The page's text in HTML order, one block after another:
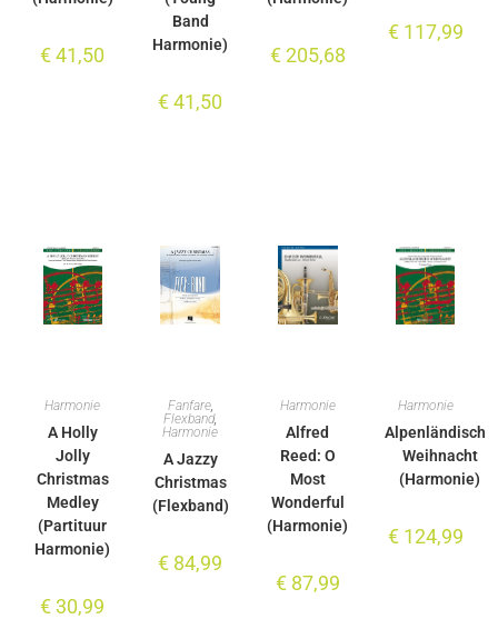
€41,50
Band
Harmonie)
€41,50
€205,68
€117,99
Harmonie
A Holly
Jolly
Christmas
Medley
(Partituur
Harmonie)
€30,99
Fanfare,
Flexband,
Harmonie
A Jazzy
Christmas
(Flexband)
€ 84,99
Harmonie
Alfred
Reed: O
Most
Wonderful
(Harmonie)
€87,99
Harmonie
Alpenländische
Weihnacht
(Harmonie)
€124,99